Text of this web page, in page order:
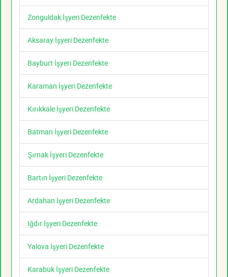
Zonguldak İşyeri Dezenfekte
Aksaray İşyeri Dezenfekte
Bayburt İşyeri Dezenfekte
Karaman İşyeri Dezenfekte
Kırıkkale İşyeri Dezenfekte
Batman İşyeri Dezenfekte
Şırnak İşyeri Dezenfekte
Bartın İşyeri Dezenfekte
Ardahan İşyeri Dezenfekte
Iğdır İşyeri Dezenfekte
Yalova İşyeri Dezenfekte
Karabük İşyeri Dezenfekte